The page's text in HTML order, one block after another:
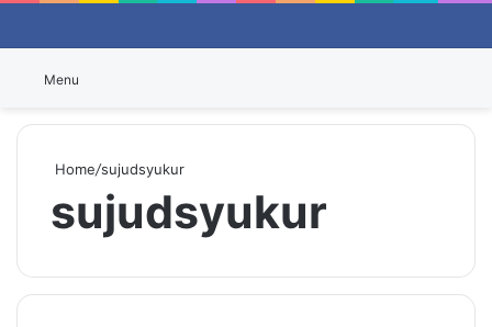
Menu
Home/sujudsyukur
sujudsyukur